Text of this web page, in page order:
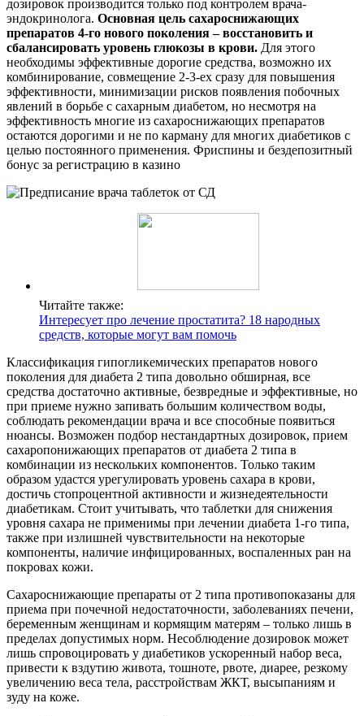
дозировок производится только под контролем врача-
эндокринолога. Основная цель сахароснижающих
препаратов 4-го нового поколения – восстановить и
сбалансировать уровень глюкозы в крови. Для этого
необходимы эффективные дорогие средства, возможно их
комбинирование, совмещение 2-3-ех сразу для повышения
эффективности, минимизации рисков появления побочных
явлений в борьбе с сахарным диабетом, но несмотря на
эффективность многие из сахароснижающих препаратов
остаются дорогими и не по карману для многих диабетиков с
целью постоянного применения. Фриспины и бездепозитный
бонус за регистрацию в казино
Читайте также:
Интересует про лечение простатита? 18 народных
средств, которые могут вам помочь
Классификация гипогликемических препаратов нового
поколения для диабета 2 типа довольно обширная, все
средства достаточно активные, безвредные и эффективные, но
при приеме нужно запивать большим количеством воды,
соблюдать рекомендации врача и все способные появиться
нюансы. Возможен подбор нестандартных дозировок, прием
сахаропонижающих препаратов от диабета 2 типа в
комбинации из нескольких компонентов. Только таким
образом удастся урегулировать уровень сахара в крови,
достичь стопроцентной активности и жизнедеятельности
диабетикам. Стоит учитывать, что таблетки для снижения
уровня сахара не применимы при лечении диабета 1-го типа,
также при излишней чувствительности на некоторые
компоненты, наличие инфицированных, воспаленных ран на
покровах кожи.
Сахароснижающие препараты от 2 типа противопоказаны для
приема при почечной недостаточности, заболеваниях печени,
беременным женщинам и кормящим матерям – только лишь в
пределах допустимых норм. Несоблюдение дозировок может
лишь спровоцировать у диабетиков ускоренный набор веса,
привести к вздутию живота, тошноте, рвоте, диарее, резкому
увеличению веса тела, расстройствам ЖКТ, высыпаниям и
зуду на коже.